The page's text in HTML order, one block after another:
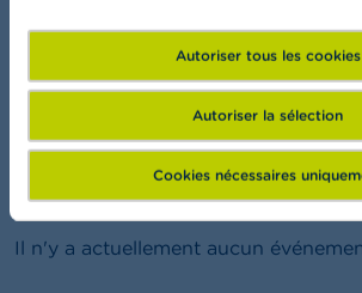
Autoriser tous les cookies
Autoriser la sélection
Cookies nécessaires
FSMA Academy
Programme
Il n'y a actuellement aucun